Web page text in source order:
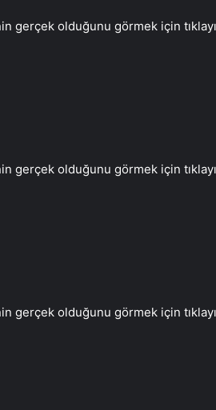
gerçek olduğunu görmek için
gerçek olduğunu görmek için
gerçek olduğunu görmek için